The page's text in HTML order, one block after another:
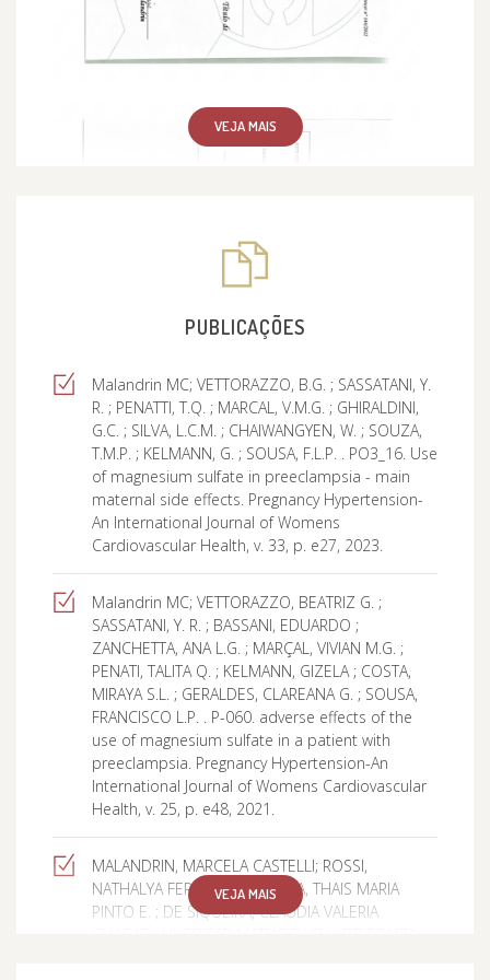
VEJA MAIS
PUBLICAÇÕES
Malandrin MC; VETTORAZZO, B.G. ; SASSATANI, Y.
R. ; PENATTI, T.Q. ; MARCAL, V.M.G. ; GHIRALDINI,
G.C. ; SILVA, L.C.M. ; CHAIWANGYEN, W. ; SOUZA,
T.M.P. ; KELMANN, G. ; SOUSA, F.L.P. . PO3_16. Use
of magnesium sulfate in preeclampsia - main
maternal side effects. Pregnancy Hypertension-
An International Journal of Womens
Cardiovascular Health, v. 33, p. e27, 2023.
Malandrin MC; VETTORAZZO, BEATRIZ G. ;
SASSATANI, Y. R. ; BASSANI, EDUARDO ;
ZANCHETTA, ANA L.G. ; MARÇAL, VIVIAN M.G. ;
PENATI, TALITA Q. ; KELMANN, GIZELA ; COSTA,
MIRAYA S.L. ; GERALDES, CLAREANA G. ; SOUSA,
FRANCISCO L.P. . P-060. adverse effects of the
use of magnesium sulfate in a patient with
preeclampsia. Pregnancy Hypertension-An
International Journal of Womens Cardiovascular
Health, v. 25, p. e48, 2021.
MALANDRIN, MARCELA CASTELLI; ROSSI,
NATHALYA FERNANDA ; SOUZA, THAIS MARIA
PINTO E. ; DE SIQUEIRA, CLAUDIA VALERIA
VEJA MAIS